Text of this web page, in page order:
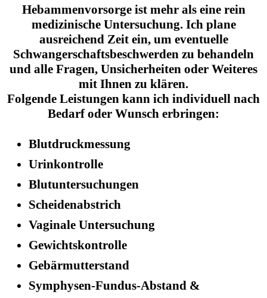
Hebammenvorsorge ist mehr als eine rein
medizinische Untersuchung. Ich plane
ausreichend Zeit ein, um eventuelle
Schwangerschaftsbeschwerden zu behandeln
und alle Fragen, Unsicherheiten oder Weiteres
mit Ihnen zu klären.
Folgende Leistungen kann ich individuell nach
Bedarf oder Wunsch erbringen:
Blutdruckmessung
Urinkontrolle
Blutuntersuchungen
Scheidenabstrich
Vaginale Untersuchung
Gewichtskontrolle
Gebärmutterstand
Symphysen-Fundus-Abstand &